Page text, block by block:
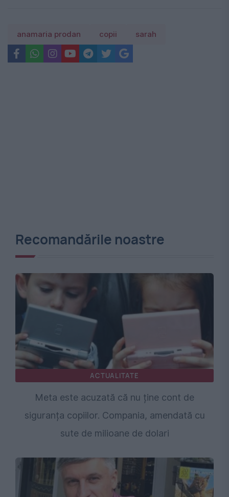
anamaria prodan copii sarah
Recomandările noastre
ACTUALITATE
Meta este acuzată că nu ține cont de
siguranța copiilor. Compania, amendată cu
sute de milioane de dolari